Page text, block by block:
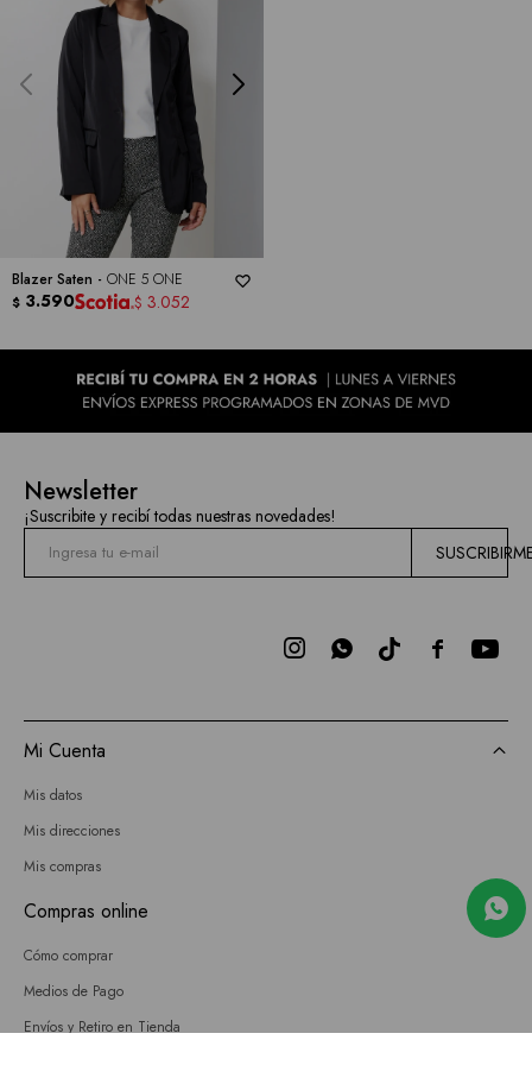
Blazer Saten - ONE 5 ONE
$ 3.590 $ 3.052
Newsletter
¡Suscribite y recibí todas nuestras novedades!

 
Mi Cuenta
Mis datos
Mis direcciones
Mis compras
Compras online
Cómo comprar
Medios de Pago
Envíos y Retiro en Tienda